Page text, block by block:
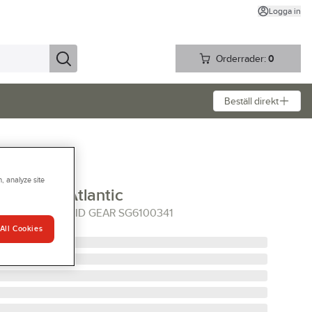
Logga in
Orderrader: 0
Beställ direkt
Gear Atlantic
BOA 41 SOLID GEAR SG6100341
analyze site
Cookies